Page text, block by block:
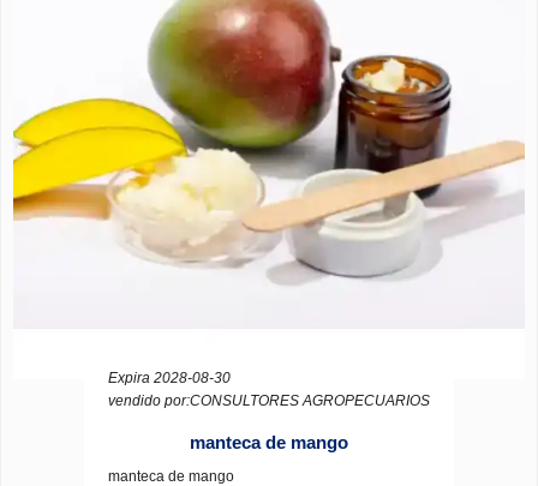
Expira 2028-08-30
vendido por:CONSULTORES AGROPECUARIOS
manteca de mango
manteca de mango